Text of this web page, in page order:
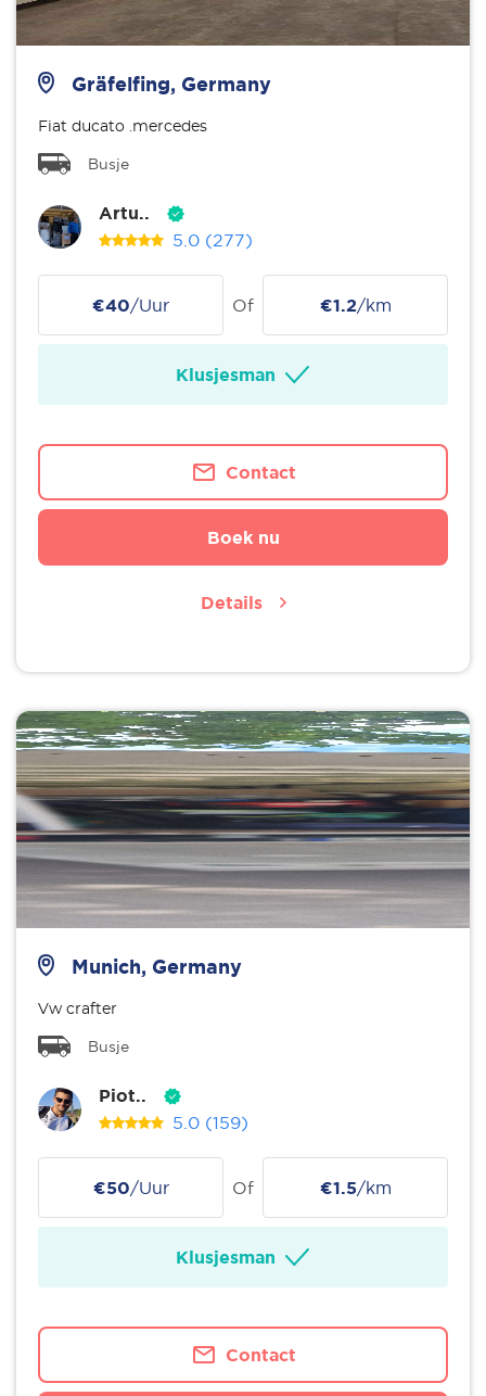
Gräfelfing, Germany
Fiat ducato .mercedes
Busje
Artu..
5.0 (277)
€40/Uur Of €1.2/km
Klusjesman
Contact
Boek nu
Details
Munich, Germany
Vw crafter
Busje
Piot..
5.0 (159)
€50/Uur Of €1.5/km
Klusjesman
Contact